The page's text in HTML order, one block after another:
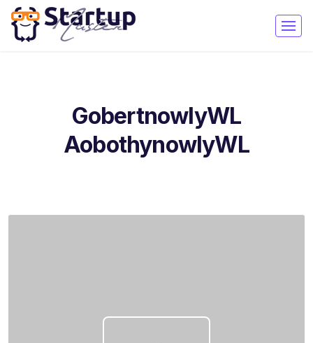
GobertnowlyWL
AobothynowlyWL